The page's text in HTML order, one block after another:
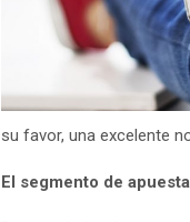
su favor, una excelente
El segmento de